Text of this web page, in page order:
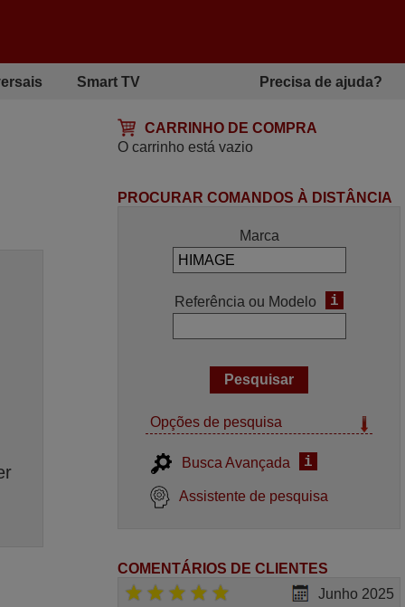
Smart TV Precisa de ajuda?
CARRINHO DE COMPRA
O carrinho está vazio
PROCURAR COMANDOS À DISTÂNCIA
Marca
Referência ou Modelo i
Opções de pesquisa
Busca Avançada i
Assistente de pesquisa
COMENTÁRIOS DE CLIENTES
Junho 2025